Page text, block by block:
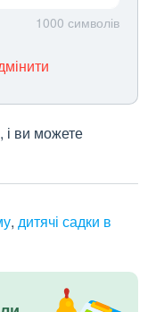
1000 символів
і ви можете
, дитячі садки в